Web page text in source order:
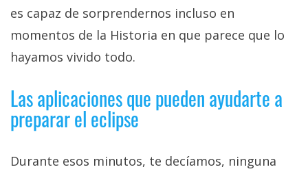
es capaz de sorprendernos incluso en
momentos de la Historia en que parece que lo
hayamos vivido todo.
Las aplicaciones que pueden ayudarte a
preparar el eclipse
Durante esos minutos, te decíamos, ninguna